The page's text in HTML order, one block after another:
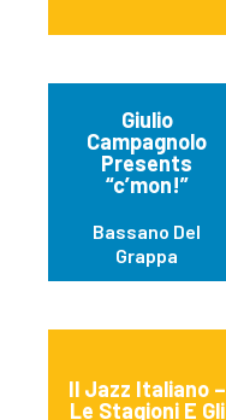
Giulio
Campagnolo
Presents
“c’mon!”
Bassano Del
Grappa
Il Jazz Italiano –
Le Stagioni E Gli